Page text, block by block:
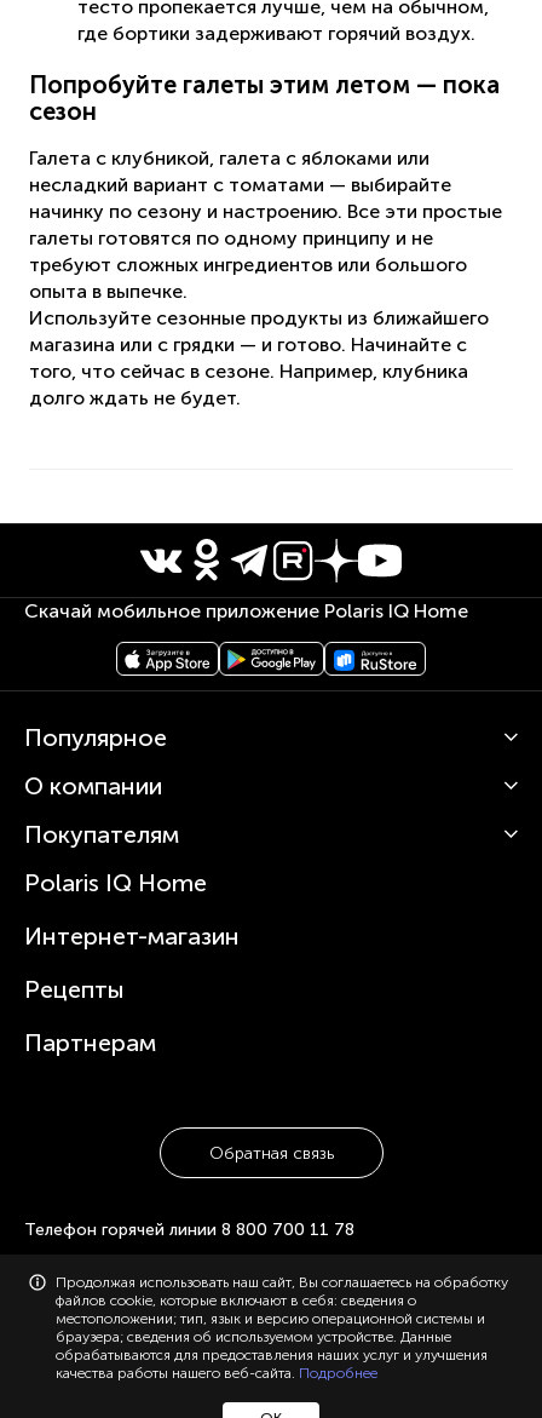
тесто пропекается лучше, чем на обычном,
где бортики задерживают горячий воздух.
Попробуйте галеты этим летом — пока
сезон
Галета с клубникой, галета с яблоками или
несладкий вариант с томатами — выбирайте
начинку по сезону и настроению. Все эти простые
галеты готовятся по одному принципу и не
требуют сложных ингредиентов или большого
опыта в выпечке.
Используйте сезонные продукты из ближайшего
магазина или с грядки — и готово. Начинайте с
того, что сейчас в сезоне. Например, клубника
долго ждать не будет.
Скачай мобильное приложение Polaris IQ Home
Популярное
Кофемашины
Вертикальные пылесосы
Зубные щетки и ирригаторы
Увлажнители
Посуда
О компании
О Polaris
Статьи
Покупателям
Сервисные центры
Где купить
Polaris IQ Home
Интернет-магазин
Рецепты
Партнерам
Обратная связь
Телефон горячей линии 8 800 700 11 78
© 2006-2026 «Polaris». Все права защищены. Использование
материалов с сайта polaris.ru возможно только с разрешения
администрации, с указанием активной ссылки на сайт.
Конфиденциальность
Карта сайта
Продолжая использовать наш сайт, Вы соглашаетесь на обработку
файлов cookie, которые включают в себя: сведения о
местоположении; тип, язык и версию операционной системы и
браузера; сведения об используемом устройстве. Данные
обрабатываются для предоставления наших услуг и улучшения
качества работы нашего веб-сайта. Подробнее